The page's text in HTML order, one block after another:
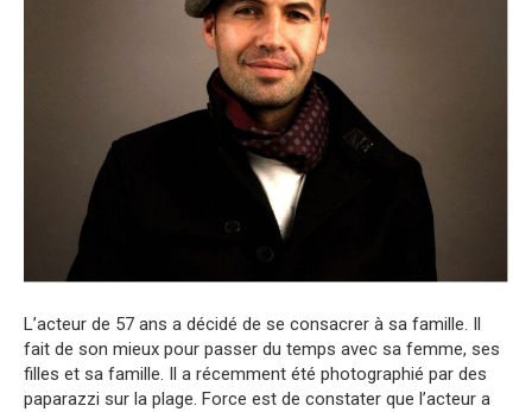
L’acteur de 57 ans a décidé de se consacrer à sa famille. Il
fait de son mieux pour passer du temps avec sa femme, ses
filles et sa famille. Il a récemment été photographié par des
paparazzi sur la plage. Force est de constater que l’acteur a